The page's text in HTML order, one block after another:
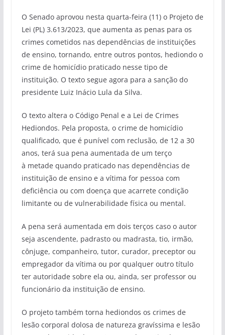
O Senado aprovou nesta quarta-feira (11) o Projeto de
Lei (PL) 3.613/2023, que aumenta as penas para os
crimes cometidos nas dependências de instituições
de ensino, tornando, entre outros pontos, hediondo o
crime de homicídio praticado nesse tipo de
instituição. O texto segue agora para a sanção do
presidente Luiz Inácio Lula da Silva.
O texto altera o Código Penal e a Lei de Crimes
Hediondos. Pela proposta, o crime de homicídio
qualificado, que é punível com reclusão, de 12 a 30
anos, terá sua pena aumentada de um terço
à metade quando praticado nas dependências de
instituição de ensino e a vítima for pessoa com
deficiência ou com doença que acarrete condição
limitante ou de vulnerabilidade física ou mental.
A pena será aumentada em dois terços caso o autor
seja ascendente, padrasto ou madrasta, tio, irmão,
cônjuge, companheiro, tutor, curador, preceptor ou
empregador da vítima ou por qualquer outro título
ter autoridade sobre ela ou, ainda, ser professor ou
funcionário da instituição de ensino.
O projeto também torna hediondos os crimes de
lesão corporal dolosa de natureza gravíssima e lesão